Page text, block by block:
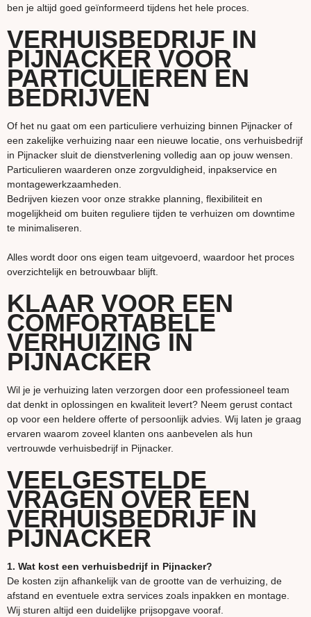
ben je altijd goed geïnformeerd tijdens het hele proces.
VERHUISBEDRIJF IN
PIJNACKER VOOR
PARTICULIEREN EN
BEDRIJVEN
Of het nu gaat om een particuliere verhuizing binnen Pijnacker of
een zakelijke verhuizing naar een nieuwe locatie, ons verhuisbedrijf
in Pijnacker sluit de dienstverlening volledig aan op jouw wensen.
Particulieren waarderen onze zorgvuldigheid, inpakservice en
montagewerkzaamheden.
Bedrijven kiezen voor onze strakke planning, flexibiliteit en
mogelijkheid om buiten reguliere tijden te verhuizen om downtime
te minimaliseren.
Alles wordt door ons eigen team uitgevoerd, waardoor het proces
overzichtelijk en betrouwbaar blijft.
KLAAR VOOR EEN
COMFORTABELE
VERHUIZING IN
PIJNACKER
Wil je je verhuizing laten verzorgen door een professioneel team
dat denkt in oplossingen en kwaliteit levert? Neem gerust contact
op voor een heldere offerte of persoonlijk advies. Wij laten je graag
ervaren waarom zoveel klanten ons aanbevelen als hun
vertrouwde verhuisbedrijf in Pijnacker.
VEELGESTELDE
VRAGEN OVER EEN
VERHUISBEDRIJF IN
PIJNACKER
1. Wat kost een verhuisbedrijf in Pijnacker?
De kosten zijn afhankelijk van de grootte van de verhuizing, de
afstand en eventuele extra services zoals inpakken en montage.
Wij sturen altijd een duidelijke prijsopgave vooraf.